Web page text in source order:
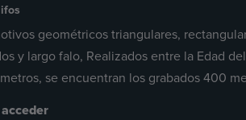
geométricos triangulares,
y largo falo, Realizados entre la Edad
se encuentran los grabados 400